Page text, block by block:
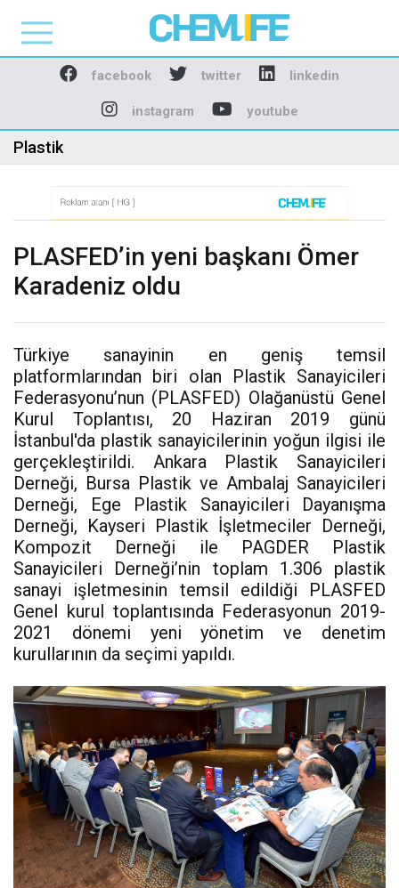
Chemlife - Basılı ve
facebook twitter linkedin
instagram youtube
Plastik
PLASFED’in yeni başkanı Ömer
Karadeniz oldu
Türkiye sanayinin en geniş temsil
platformlarından biri olan Plastik Sanayicileri
Federasyonu’nun (PLASFED) Olağanüstü Genel
Kurul Toplantısı, 20 Haziran 2019 günü
İstanbul'da plastik sanayicilerinin yoğun ilgisi ile
gerçekleştirildi. Ankara Plastik Sanayicileri
Derneği, Bursa Plastik ve Ambalaj Sanayicileri
Derneği, Ege Plastik Sanayicileri Dayanışma
Derneği, Kayseri Plastik İşletmeciler Derneği,
Kompozit Derneği ile PAGDER Plastik
Sanayicileri Derneği’nin toplam 1.306 plastik
sanayi işletmesinin temsil edildiği PLASFED
Genel kurul toplantısında Federasyonun 2019-
2021 dönemi yeni yönetim ve denetim
kurullarının da seçimi yapıldı.